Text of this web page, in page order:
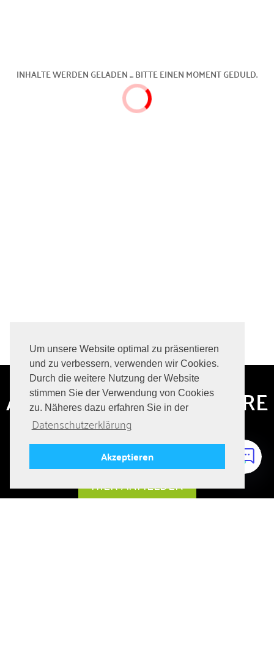
Um unsere Website optimal zu präsentieren
und zu verbessern, verwenden wir Cookies.
Durch die weitere Nutzung der Website
stimmen Sie der Verwendung von Cookies
zu. Näheres dazu erfahren Sie in der
Datenschutzerklärung
Akzeptieren
INHALTE WERDEN GELADEN ... BITTE EINEN MOMENT GEDULD.
ABONNIERE HIER UNSERE
JOBANGEBOTE
Immer auf dem Laufenden bleiben über aktuelle Jobs!
HIER ANMELDEN